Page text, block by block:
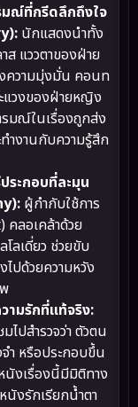
มณ์ที่กรีดลึกถึงใจ
นักแสดงนำทั้ง
ส แววตาของฝ่าย
งความมุ่งมั่น คอนท
แวงของฝ่ายหญิง
มณ์ในเรื่องถูกส่ง
ำงานกับความรู้สึก
ะกอบที่ละมุน
ผู้กำกับใช้การ
ลอเคล้าด้วย
โลเดี่ยว ช่วยขับ
ไปด้วยความหวัง
ามรักที่แท้จริง:
ปสำรวจว่า ตัวตน
ำ หรือประกอบขึ้น
งเรื่องนี้มีมิติทาง
นังรักเรียกน้ำตา